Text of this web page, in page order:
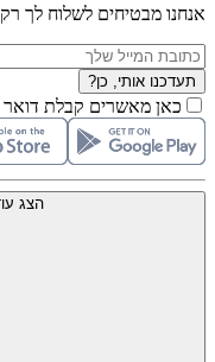
אנחנו מבטיחים לשלוח לך
תעדכנו אותי, כן?
כאן מאשרים קבלת דואר
הצג